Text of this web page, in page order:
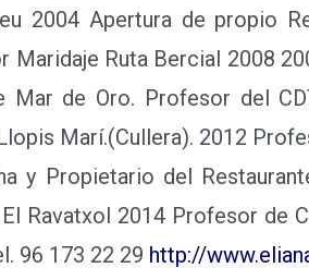
de Hostelería 1997-1999
"La Tour d"Argent"
2000 Obteción de la "Q"
Chef restaurante "Girasol"
Park Zurich 2003 Jefe
2007 Finalista Jóvenes
Restaurante Eliana